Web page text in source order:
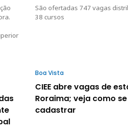
São ofertadas 747 vagas
38 cursos
Boa Vista
CIEE abre vagas de
Roraima; veja como se
cadastrar